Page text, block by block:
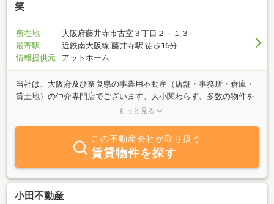
笑
所在地
大阪府藤井寺市古室３丁目２－１３
最寄駅
近鉄南大阪線 藤井寺駅 徒歩16分
情報提供元
アットホーム
当社は、大阪府及び奈良県の事業用不動産（店舗・事務所・倉庫・
貸土地）の仲介専門店でございます。大小関わらず、多数の物件を
取り扱っております。経験豊富なスタッフが、培った知識と経験を
「クラスト」まで♪＜ポータルサイトに非掲載の物件も当社のホー
ムページにて掲載あり！ぜひご覧ください♪＞
もっと見る
この不動産会社が取り扱う
賃貸物件を探す
小田不動産